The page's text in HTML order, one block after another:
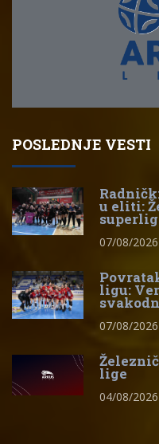
POSLEDNJE VESTI
u eliti:
07/08/2026
ligu:
07/08/2026
lige
04/08/2026